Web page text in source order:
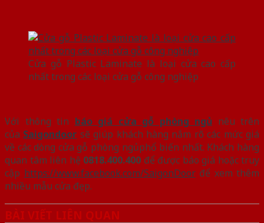
Cửa gỗ Plastic Laminate là loại cửa cao cấp
nhất trong các loại cửa gỗ công nghiệp
Với thông tin báo giá cửa gỗ phòng ngủ nêu trên
của Saigondoor sẽ giúp khách hàng nắm rõ các mức giá
về các dòng cửa gỗ phòng ngủphổ biến nhất. Khách hàng
quan tâm liên hệ 0818.400.400 để được báo giá hoặc truy
cập https://www.facebook.com/SaigonDoorđể xem thêm
nhiều mẫu cửa đẹp.
BÀI VIẾT LIÊN QUAN